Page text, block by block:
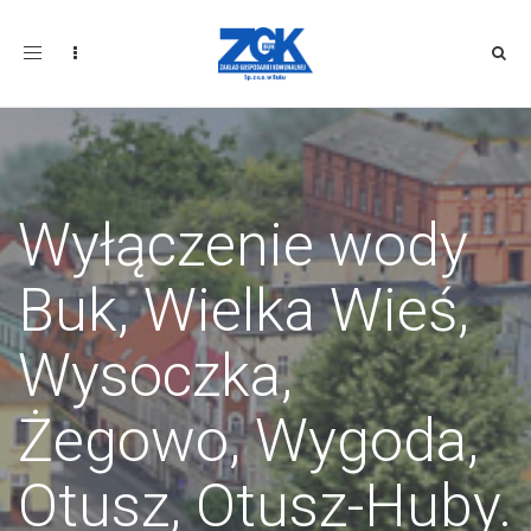
Toggle
Wyłączenie wody
Buk, Wielka Wieś,
Wysoczka,
Żegowo, Wygoda,
Otusz, Otusz-Huby.